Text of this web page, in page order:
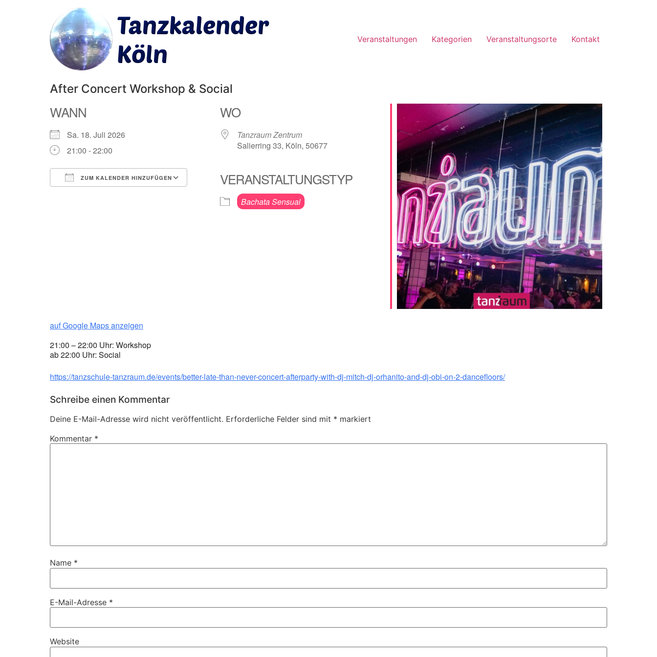
Veranstaltungen Kategorien Veranstaltungsorte Kontakt
After Concert Workshop & Social
WANN
Sa. 18. Juli 2026
21:00 - 22:00
ZUM KALENDER HINZUFÜGEN
Google Kalender Office 365 Outlook Live
WO
Tanzraum Zentrum
Salierring 33, Köln, 50677
VERANSTALTUNGSTYP
Bachata Sensual
auf Google Maps anzeigen
21:00 – 22:00 Uhr: Workshop
ab 22:00 Uhr: Social
https://tanzschule-tanzraum.de/events/better-late-than-never-concert-afterparty-with-dj-mitch-dj-orhanito-and-dj-obi-on-2-dancefloors/
Schreibe einen Kommentar
Deine E-Mail-Adresse wird nicht veröffentlicht. Erforderliche Felder sind mit * markiert
Kommentar *
Name *
E-Mail-Adresse *
Website